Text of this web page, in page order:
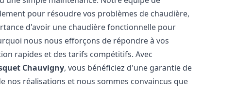
pour résoudre vos problèmes de chaudière,
d'avoir une chaudière fonctionnelle pour
nous nous efforçons de répondre à vos
rapides et des tarifs compétitifs. Avec
Chauvigny, vous bénéficiez d'une garantie de
nos réalisations et nous sommes convaincus que